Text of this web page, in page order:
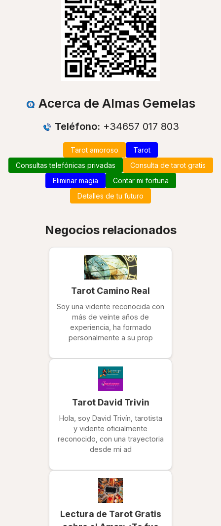
Acerca de Almas Gemelas
Teléfono: +34657 017 803
Tarot amoroso
Tarot
Consultas telefónicas privadas
Consulta de tarot gratis
Eliminar magia
Contar mi fortuna
Detalles de tu futuro
Negocios relacionados
Tarot Camino Real
Soy una vidente reconocida con
más de veinte años de
experiencia, ha formado
personalmente a su prop
Tarot David Trivin
Hola, soy David Trivín, tarotista
y vidente oficialmente
reconocido, con una trayectoria
desde mi ad
Lectura de Tarot Gratis